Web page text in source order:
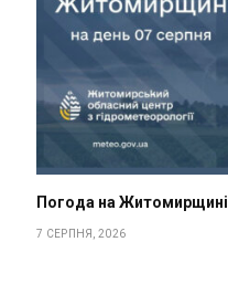
Погода на Житомирщині
7 СЕРПНЯ, 2026